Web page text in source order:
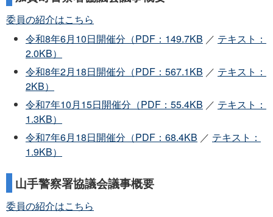
委員の紹介はこちら
令和8年6月10日開催分（PDF：149.7KB ／ テキスト：
2.0KB）
令和8年2月18日開催分（PDF：567.1KB ／ テキスト：
2KB）
令和7年10月15日開催分（PDF：55.4KB ／ テキスト：
1.3KB）
令和7年6月18日開催分（PDF：68.4KB ／ テキスト：
1.9KB）
山手警察署協議会議事概要
委員の紹介はこちら